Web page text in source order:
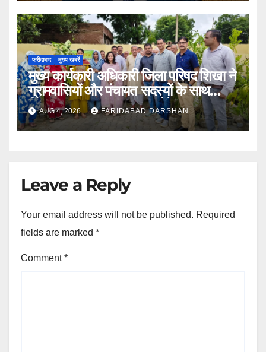
फरीदाबाद मुख्य खबरें
मुख्य कार्यकारी अधिकारी जिला परिषद शिखा ने
ग्रामवासियों और पंचायत सदस्यों के साथ
मिलकर लगाए 100 फलदार पौधे
AUG 4, 2026 FARIDABAD DARSHAN
Leave a Reply
Your email address will not be published. Required
fields are marked *
Comment*